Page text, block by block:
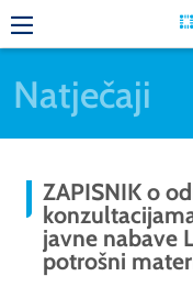
Natječaji
ZAPISNIK o
javne nabave
potrošni